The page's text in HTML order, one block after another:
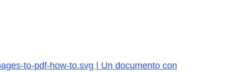
to-pdf-how-to.svg | Un documento con